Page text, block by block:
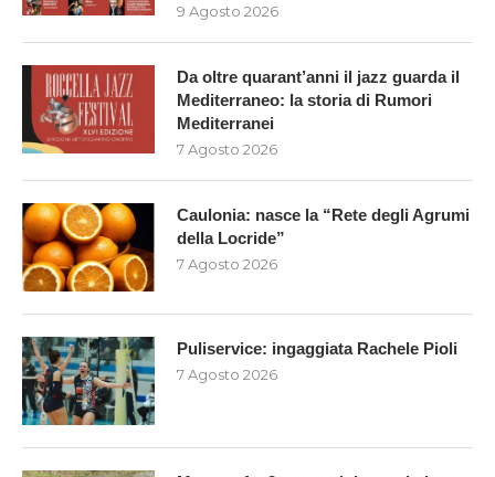
9 Agosto 2026
Da oltre quarant’anni il jazz guarda il
Mediterraneo: la storia di Rumori
Mediterranei
7 Agosto 2026
Caulonia: nasce la “Rete degli Agrumi
della Locride”
7 Agosto 2026
Puliservice: ingaggiata Rachele Pioli
7 Agosto 2026